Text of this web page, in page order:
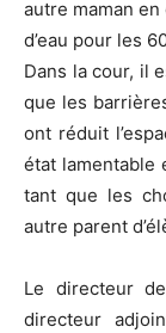
autre maman en
d’eau pour les
Dans la cour, il
que les
ont réduit
état lamentable
tant que les
autre parent
Le directeur
directeur